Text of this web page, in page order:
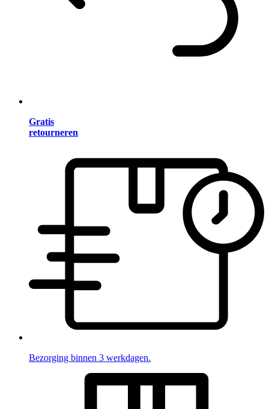
Gratis
retourneren
Bezorging binnen 3 werkdagen.